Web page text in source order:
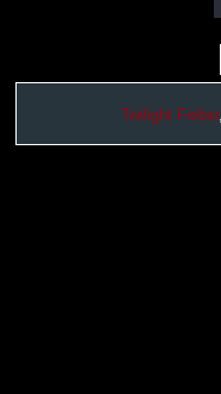
Twilight Fieber,